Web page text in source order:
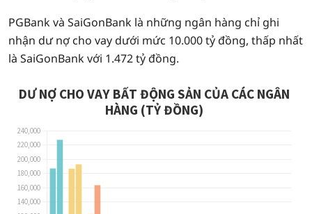
PGBank và SaiGonBank là những ngân hàng chỉ ghi
nhận dư nợ cho vay dưới mức 10.000 tỷ đồng, thấp nhất
là SaiGonBank với 1.472 tỷ đồng.